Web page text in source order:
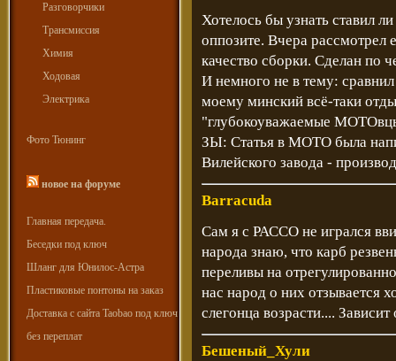
Разговорчики
Трансмиссия
Химия
Ходовая
Электрика
Фото Тюнинг
новое на форуме
Главная передача.
Беседки под ключ
Шланг для Юнилос-Астра
Пластиковые понтоны на заказ
Доставка с сайта Taobao под ключ
без переплат
Хотелось бы узнать ставил
оппозите. Вчера рассмотрел
качество сборки. Сделан по
И немного не в тему:
моему минский всё-таки
"глубокоуважаемые
ЗЫ: Статья в МОТО была
Вилейского завода -
Barracuda
Сам я с РАССО не игрался
народа знаю, что карб
переливы на
нас народ о них отзывается
слегонца возрасти....
Бешеный_Хули